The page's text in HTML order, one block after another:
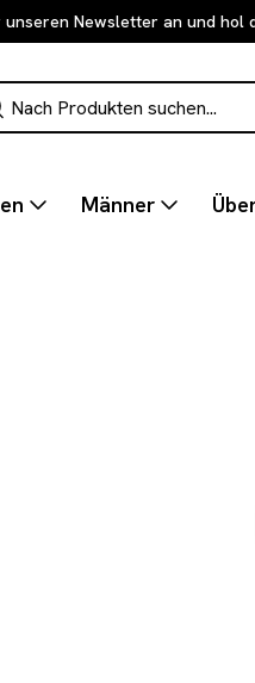
Newsletter an und hol
Männer